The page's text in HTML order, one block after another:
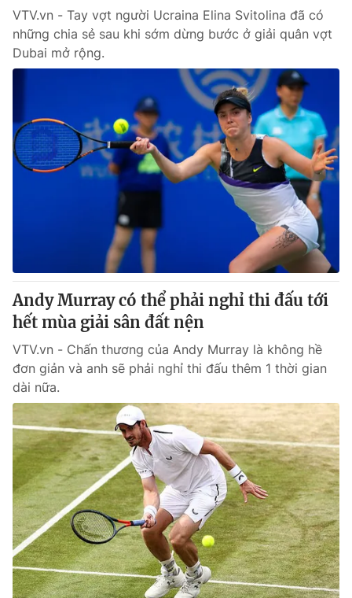
VTV.vn - Tay vợt người Ucraina Elina Svitolina đã có
những chia sẻ sau khi sớm dừng bước ở giải quân vợt
Dubai mở rộng.
Andy Murray có thể phải nghỉ thi đấu tới
hết mùa giải sân đất nện
VTV.vn - Chấn thương của Andy Murray là không hề
đơn giản và anh sẽ phải nghỉ thi đấu thêm 1 thời gian
dài nữa.